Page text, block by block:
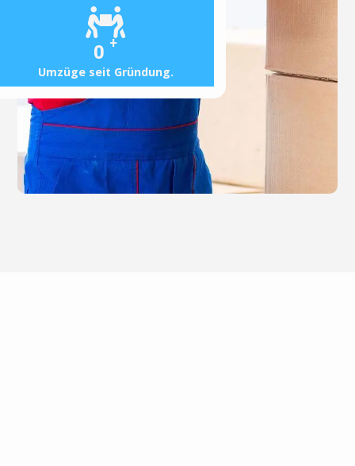
0 +
Umzüge seit Gründung.